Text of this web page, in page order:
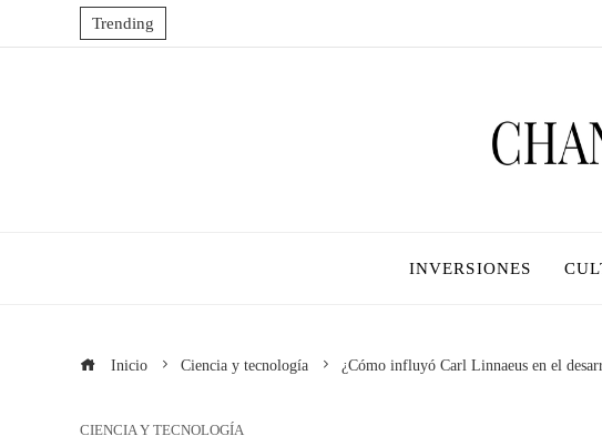
Trending
INVERSIONES
Inicio Ciencia y tecnología ¿Cómo influyó Carl Linnaeus en el
CIENCIA Y TECNOLOGÍA